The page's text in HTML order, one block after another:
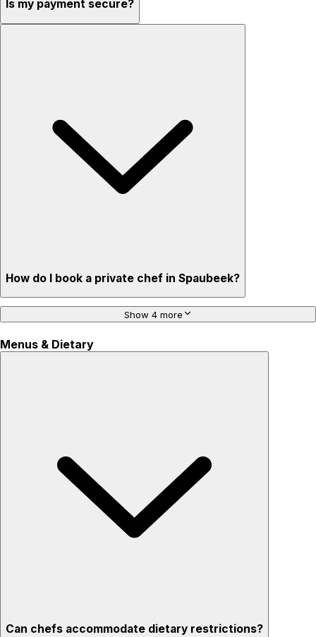
Is my payment secure?
How do I book a private chef in Spaubeek?
Show 4 more
Menus & Dietary
Can chefs accommodate dietary restrictions?